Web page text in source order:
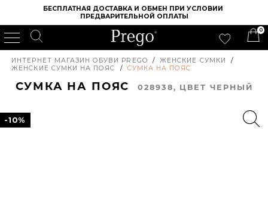
БЕСПЛАТНАЯ ДОСТАВКА И ОБМЕН ПРИ УСЛОВИИ
ПРЕДВАРИТЕЛЬНОЙ ОПЛАТЫ
0
ИНТЕРНЕТ МАГАЗИН ОБУВИ PREGO / ЖЕНСКИЕ СУМКИ
/
ЖЕНСКИЕ СУМКИ НА ПОЯС
/ СУМКА НА ПОЯС
СУМКА НА ПОЯС 028938, ЦВЕТ ЧЕРНЫЙ
-10%